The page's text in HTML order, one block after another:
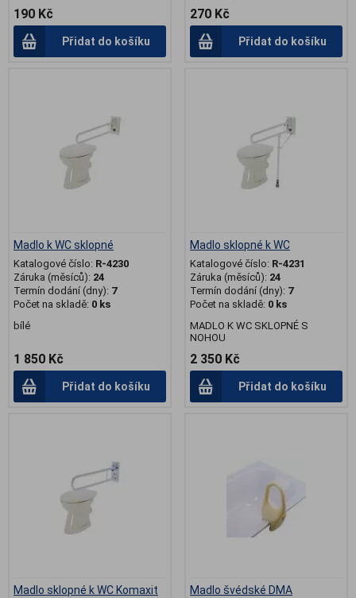
190 Kč
Přidat do košíku
270 Kč
Přidat do košíku
Madlo k WC sklopné
Katalogové číslo: R-4230
Záruka (měsíců): 24
Termín dodání (dny): 7
Počet na skladě: 0 ks
bílé
1 850 Kč
Přidat do košíku
Madlo sklopné k WC
Katalogové číslo: R-4231
Záruka (měsíců): 24
Termín dodání (dny): 7
Počet na skladě: 0 ks
MADLO K WC SKLOPNÉ S
NOHOU
2 350 Kč
Přidat do košíku
Madlo sklopné k WC Komaxit Madlo švédské DMA